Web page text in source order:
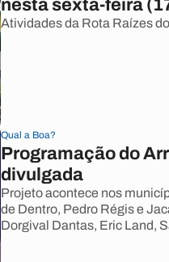
nesta sexta-feira
Atividades da Rota Raízes
Qual a Boa?
Programação do
divulgada
Projeto acontece nos
de Dentro, Pedro Régis e
Dorgival Dantas, Eric Land,